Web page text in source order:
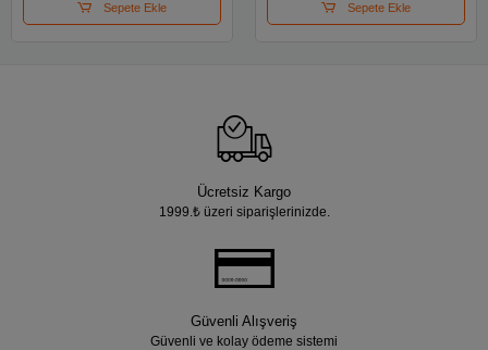
Sepete Ekle Sepete Ekle
Ücretsiz Kargo
1999.₺ üzeri siparişlerinizde.
Güvenli Alışveriş
Güvenli ve kolay ödeme sistemi